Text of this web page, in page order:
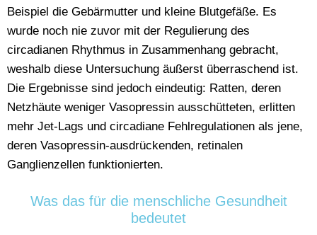
Beispiel die Gebärmutter und kleine Blutgefäße. Es
wurde noch nie zuvor mit der Regulierung des
circadianen Rhythmus in Zusammenhang gebracht,
weshalb diese Untersuchung äußerst überraschend ist.
Die Ergebnisse sind jedoch eindeutig: Ratten, deren
Netzhäute weniger Vasopressin ausschütteten, erlitten
mehr Jet-Lags und circadiane Fehlregulationen als jene,
deren Vasopressin-ausdrückenden, retinalen
Ganglienzellen funktionierten.
Was das für die menschliche Gesundheit
bedeutet